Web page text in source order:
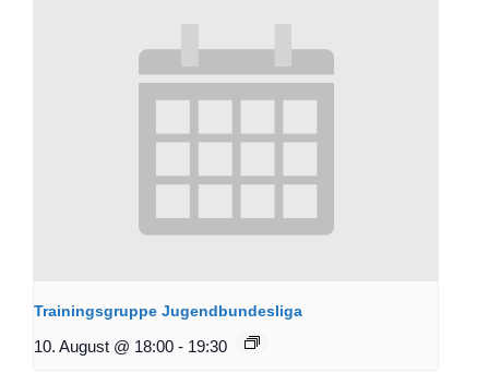
Trainingsgruppe Jugendbundesliga
10. August @ 18:00 - 19:30